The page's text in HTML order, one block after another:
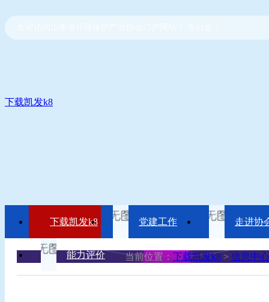
下载凯发k8
下载凯发k8 党建工作 走进协
能力评价 当前位置： 下载凯发k8 > 信息中心